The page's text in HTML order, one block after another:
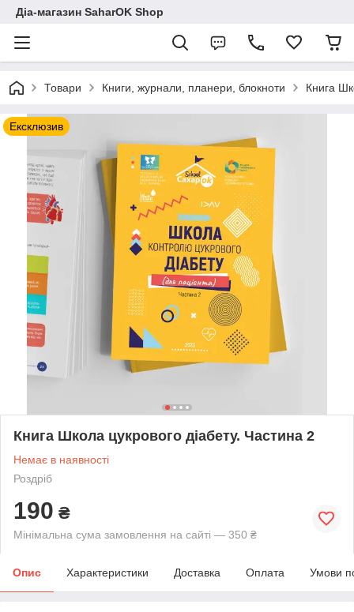
Діа-магазин SaharOK Shop
Товари Книги, журнали, планери, блокноти Книга
Ексклюзив
Книга Школа цукрового діабету. Частина 2
Немає в наявності
Роздріб
190 ₴
Мінімальна сума замовлення на сайті — 350 ₴
Опис Характеристики Доставка Оплата Умови